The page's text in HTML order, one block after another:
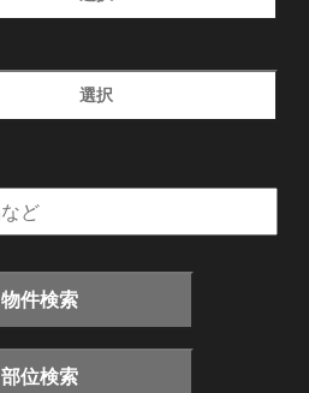
選択
物件検索
部位検索